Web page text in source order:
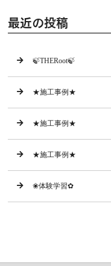
最近の投稿
🍃THERoot🍃
★施工事例★
★施工事例★
★施工事例★
❀体験学習✿